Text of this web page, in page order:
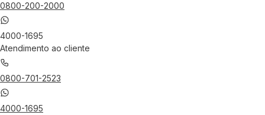
0800-200-2000
4000-1695
Atendimento ao cliente
0800-701-2523
4000-1695